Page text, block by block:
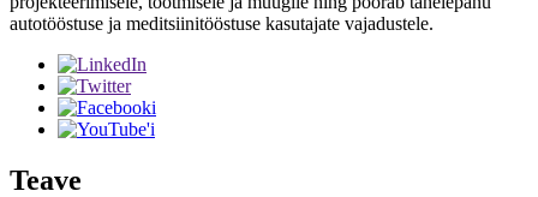
autotööstuse ja meditsiinitööstuse kasutajate vajadustele.
Teave